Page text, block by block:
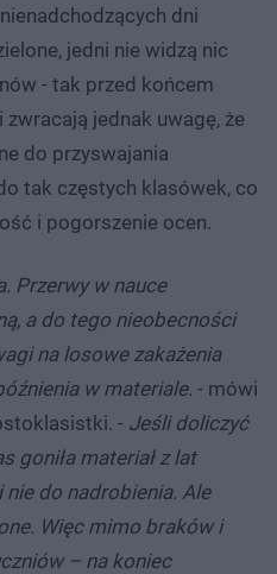
dni
jedni nie widzą nic
- tak przed końcem
zwracają jednak uwagę, że
do przyswajania
tak częstych klasówek, co
i pogorszenie ocen.
Przerwy w nauce
a do tego nieobecności
na losowe zakażenia
w materiale. - mówi
- Jeśli doliczyć
goniła materiał z lat
do nadrobienia. Ale
Więc mimo braków i
– na koniec